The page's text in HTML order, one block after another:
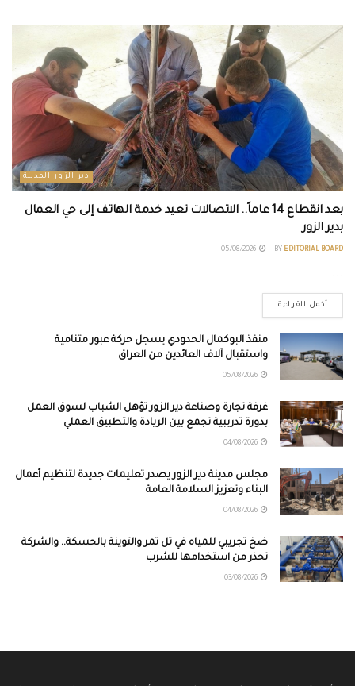
دير الزور المدينة
بعد انقطاع 14 عاماً.. الاتصالات تعيد خدمة الهاتف إلى حي العمال
بدير الزور
BY EDITORIAL BOARD
...
أكمل القراءة
منفذ البوكمال الحدودي يسجل حركة عبور متنامية
واستقبال آلاف العائدين من العراق
غرفة تجارة وصناعة دير الزور تؤهل الشباب لسوق العمل
بدورة تدريبية تجمع بين الريادة والتطبيق العملي
مجلس مدينة دير الزور يصدر تعليمات جديدة لتنظيم أعمال
البناء وتعزيز السلامة العامة
ضخ تجريبي للمياه في تل تمر والتوينة بالحسكة.. والشركة
تحذر من استخدامها للشرب